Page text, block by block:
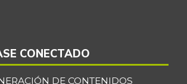
CONECTADO
DE CONTENIDOS